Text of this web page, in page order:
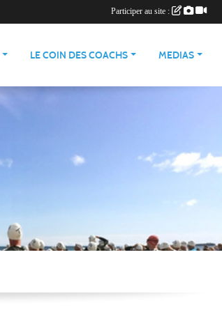
LE COIN DES COACHS MEDIAS
Participer au site :